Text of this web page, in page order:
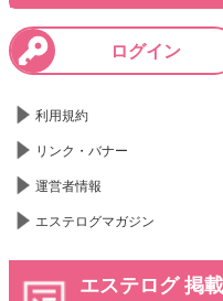
ログイン
利用規約
リンク・バナー
運営者情報
エステログマガジン
エステログ 掲